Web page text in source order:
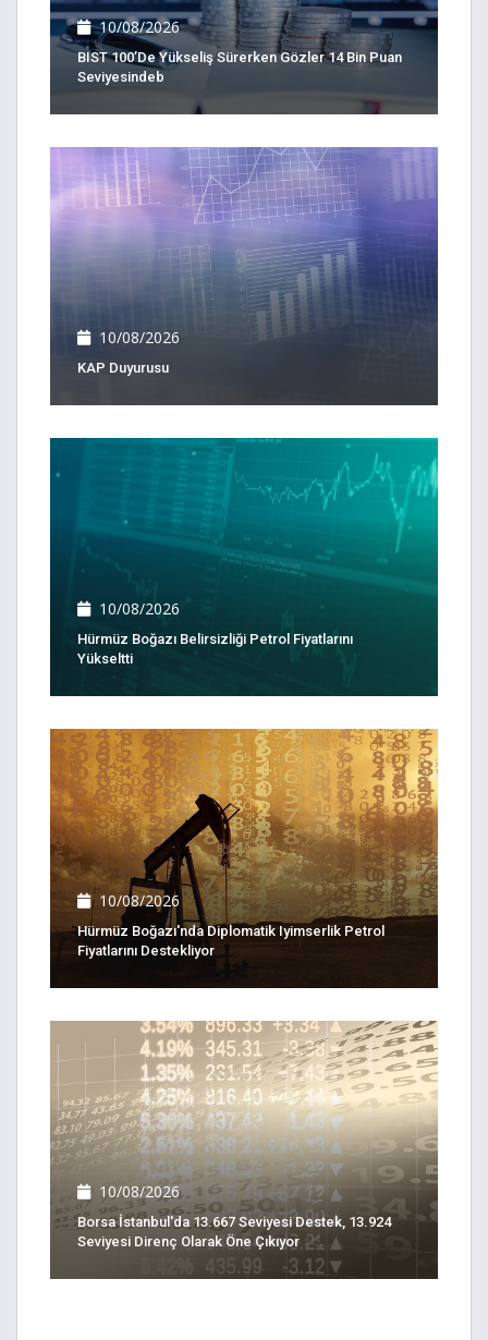
10/08/2026
BIST 100’de Yükseliş Sürerken Gözler 14 Bin Puan
Seviyesindeb
10/08/2026
KAP Duyurusu
10/08/2026
Hürmüz Boğazı Belirsizliği Petrol Fiyatlarını
Yükseltti
10/08/2026
Hürmüz Boğazı'nda Diplomatik Iyimserlik Petrol
Fiyatlarını Destekliyor
10/08/2026
Borsa İstanbul'da 13.667 Seviyesi Destek, 13.924
Seviyesi Direnç Olarak Öne Çıkıyor